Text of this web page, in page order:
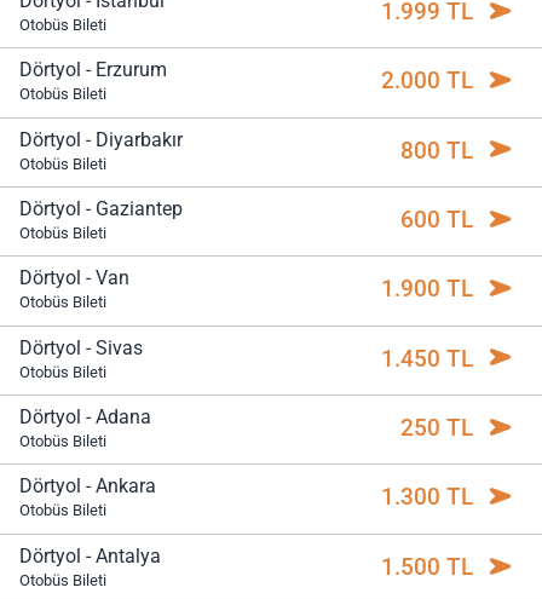
Otobüs Bileti 1.999 TL
Dörtyol - Erzurum
Otobüs Bileti 2.000 TL
Dörtyol - Diyarbakır
Otobüs Bileti 800 TL
Dörtyol - Gaziantep
Otobüs Bileti 600 TL
Dörtyol - Van
Otobüs Bileti 1.900 TL
Dörtyol - Sivas
Otobüs Bileti 1.450 TL
Dörtyol - Adana
Otobüs Bileti 250 TL
Dörtyol - Ankara
Otobüs Bileti 1.300 TL
Dörtyol - Antalya
Otobüs Bileti 1.500 TL